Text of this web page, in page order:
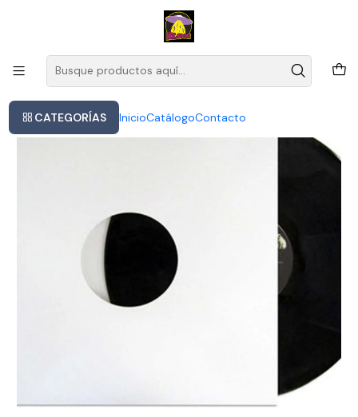
CATEGORÍAS InicioCatálogoContacto
Este es el texto del slide